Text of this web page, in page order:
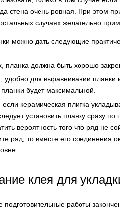
стена очень ровная. При этом
случаях желательно
можно дать следующие
планка должна быть хорошо
удобно для выравнивании планки
планки будет максимальной.
если керамическая плитка
установить планку сразу
вероятность того что ряд не
ряд, то вместе его соединения
клея для
подготовительные работы